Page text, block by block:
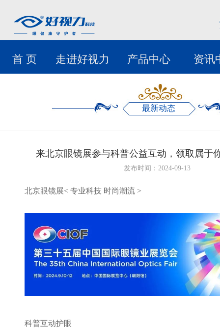
首 页 走进好视力 产品中心 资讯
最新动态
来北京眼镜展参与科普公益互动，领取属于
发布时间：2024-09-13
北京眼镜展< 专业科技 时尚潮流 >
科普互动护眼